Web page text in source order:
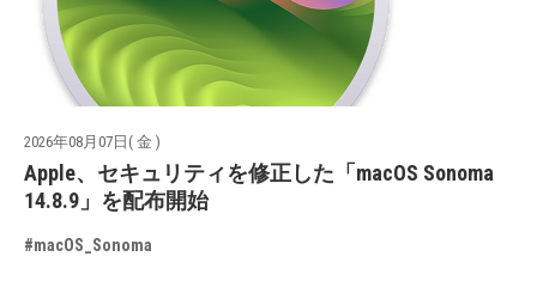
2026年08月07日( 金 )
Apple、セキュリティを修正した「macOS Sonoma
14.8.9」を配布開始
#macOS_Sonoma